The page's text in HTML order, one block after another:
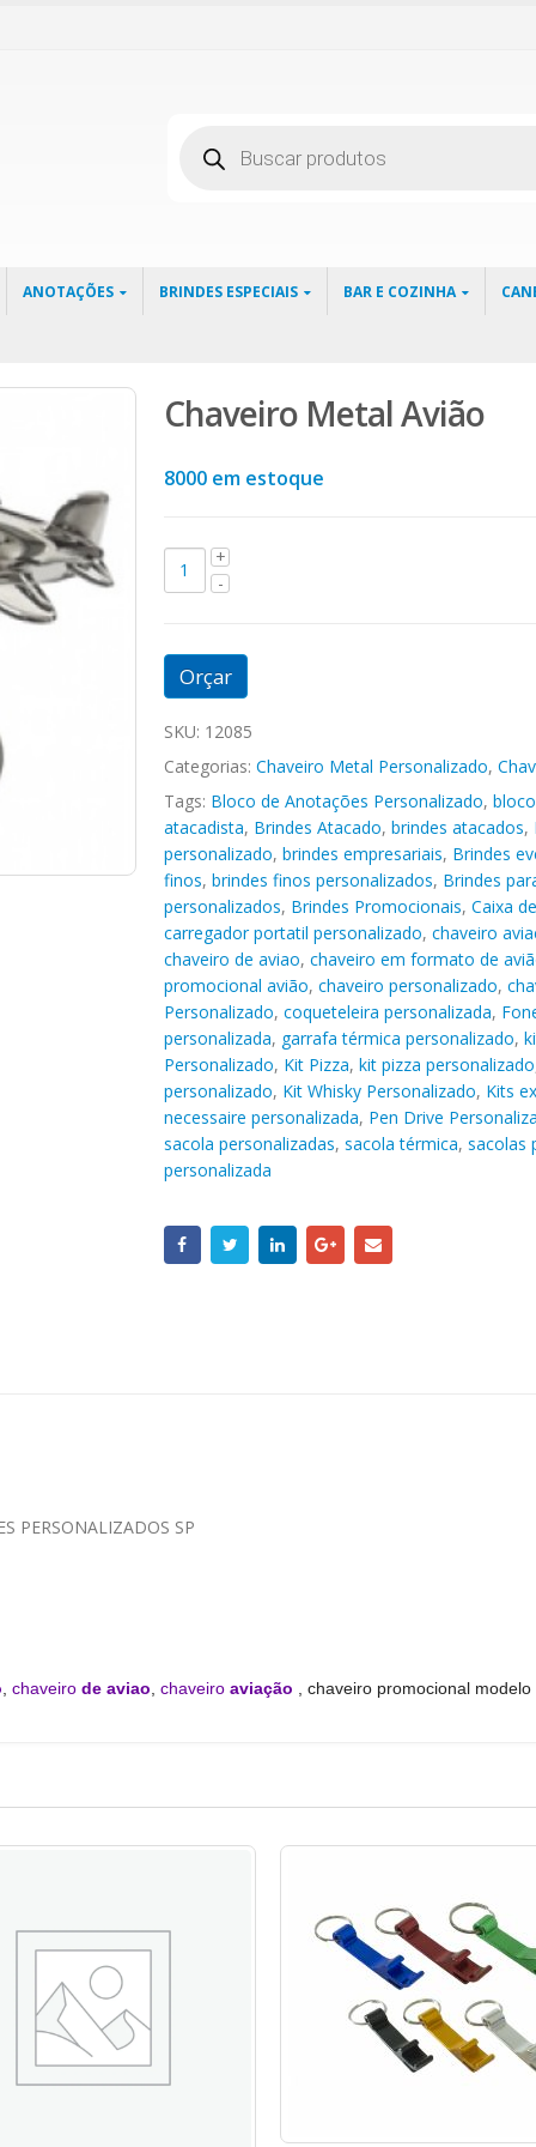
produtos
ANOTAÇÕES BRINDES ESPECIAIS BAR E COZINHA
Chaveiro Metal Avião
8000 em estoque
Orçar
SKU: 12085
Categorias: Chaveiro Metal Personalizado,
Tags: Bloco de Anotações Personalizado,
atacadista, Brindes Atacado, brindes atacados,
personalizado, brindes empresariais, Brindes
finos, brindes finos personalizados, Brindes
personalizados, Brindes Promocionais, Caixa
carregador portatil personalizado, chaveiro
chaveiro de aviao, chaveiro em formato de
promocional avião, chaveiro personalizado,
Personalizado, coqueteleira personalizada,
personalizada, garrafa térmica personalizado,
Personalizado, Kit Pizza, kit pizza personalizado
personalizado, Kit Whisky Personalizado, Kits
necessaire personalizada, Pen Drive
sacola personalizadas, sacola térmica, sacolas
personalizada
PERSONALIZADOS SP
chaveiro de aviao chaveiro aviação , chaveiro promocional